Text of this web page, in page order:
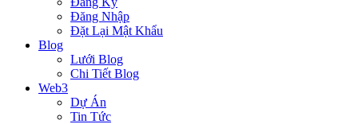
Đăng Nhập
Đặt Lại Mật Khẩu
Blog
Lưới Blog
Chi Tiết Blog
Web3
Dự Án
Tin Tức